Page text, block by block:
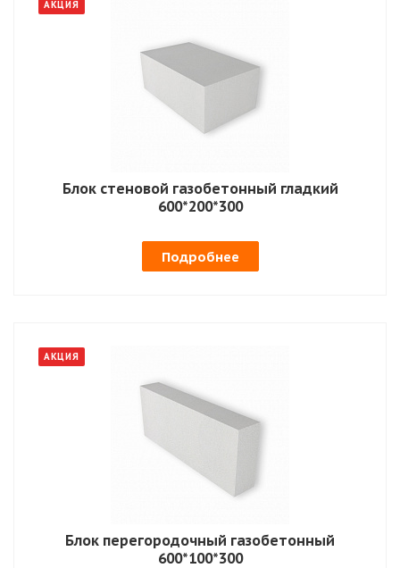
АКЦИЯ
Блок стеновой газобетонный гладкий
600*200*300
Подробнее
АКЦИЯ
Блок перегородочный газобетонный
600*100*300